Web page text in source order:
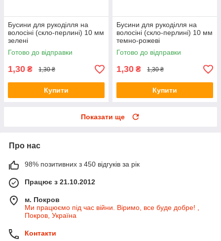
Бусини для рукоділля на
волосіні (скло-перлині) 10 мм
зелені
Готово до відправки
1,30 ₴ 1,30 ₴
Купити
Бусини для рукоділля на
волосіні (скло-перлині) 10 мм
темно-рожеві
Готово до відправки
1,30 ₴ 1,30 ₴
Купити
Показати ще
Про нас
98% позитивних з 450 відгуків за рік
Працює з 21.10.2012
м. Покров
Ми працюємо під час війни. Віримо, все буде добре! ,
Покров, Україна
Контакти